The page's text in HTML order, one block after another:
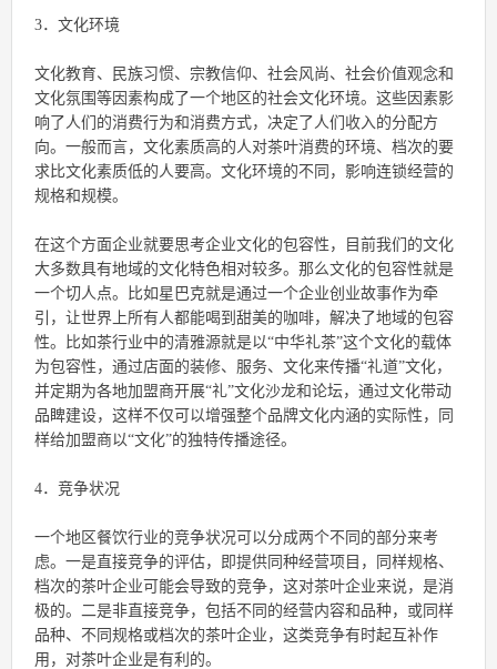
3．文化环境
文化教育、民族习惯、宗教信仰、社会风尚、社会价值观念和
文化氛围等因素构成了一个地区的社会文化环境。这些因素影
响了人们的消费行为和消费方式，决定了人们收入的分配方
向。一般而言，文化素质高的人对茶叶消费的环境、档次的要
求比文化素质低的人要高。文化环境的不同，影响连锁经营的
规格和规模。
在这个方面企业就要思考企业文化的包容性，目前我们的文化
大多数具有地域的文化特色相对较多。那么文化的包容性就是
一个切人点。比如星巴克就是通过一个企业创业故事作为牵
引，让世界上所有人都能喝到甜美的咖啡，解决了地域的包容
性。比如茶行业中的清雅源就是以“中华礼茶”这个文化的载体
为包容性，通过店面的装修、服务、文化来传播“礼道”文化，
并定期为各地加盟商开展“礼”文化沙龙和论坛，通过文化带动
品睥建设，这样不仅可以增强整个品牌文化内涵的实际性，同
样给加盟商以“文化”的独特传播途径。
4．竞争状况
一个地区餐饮行业的竞争状况可以分成两个不同的部分来考
虑。一是直接竞争的评估，即提供同种经营项目，同样规格、
档次的茶叶企业可能会导致的竞争，这对茶叶企业来说，是消
极的。二是非直接竞争，包括不同的经营内容和品种，或同样
品种、不同规格或档次的茶叶企业，这类竞争有时起互补作
用，对茶叶企业是有利的。